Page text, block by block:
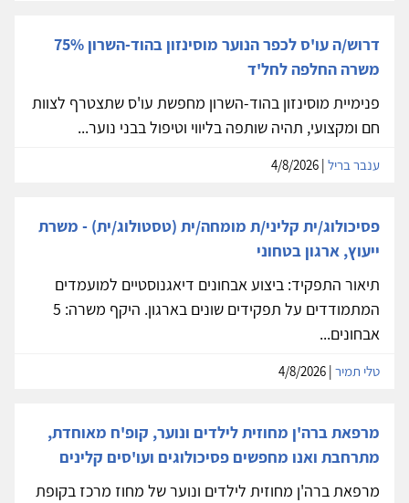
דרוש/ה עו'ס לכפר הנוער מוסינזון בהוד-השרון 75%
משרה החלפה לחל'ד
פנימיית מוסינזון בהוד-השרון מחפשת עו'ס שתצטרף לצוות
חם ומקצועי, תהיה שותפה בליווי וטיפול בבני נוער...
ענבר בריל
פסיכולוג/ית קליני/ת מומחה/ית (טסטולוג/ית) - משרת
ייעוץ, ארגון בטחוני
תיאור התפקיד: ביצוע אבחונים דיאגנוסטיים למועמדים
המתמודדים על תפקידים שונים בארגון. היקף משרה: 5
אבחונים...
טלי תמיר
מרפאת ברה'ן מחוזית לילדים ונוער, קופ'ח מאוחדת,
מתרחבת ואנו מחפשים פסיכולוגים ועו'סים קלינים
מרפאת ברה'ן מחוזית לילדים ונוער של מחוז מרכז בקופת